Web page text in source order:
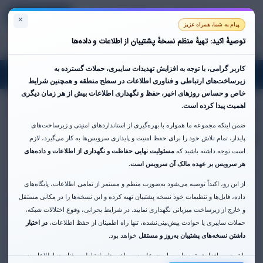
× پیام به شما، همراه عزیز
توصیهٔ اکید: تهیهٔ منظم نسخهٔ پشتیبان از اطلاعات و داده‌ها
کاربر گرامی، با توجه به افزایش تهدیدات سایبری، حملات گسترده به
زیرساخت‌های ارتباطی و فناوری اطلاعات در سطح منطقه و همچنین شرایط
خاص و حساس روزهای اخیر،حفظ و نگهداری اطلاعات بیش از هر زمان دیگری
اهمیت پیدا کرده است.
ضمن اینکه مجموعه ما همواره با بهره‌گیری از استانداردهای امنیتی و زیرساخت‌های
پایدار، تمام تلاش خود را برای حفظ امنیت و پایداری سرویس‌ها به کار می‌گیرد، لازم
است توجه داشته باشید کهمسئولیت نهایی حفاظت و نگهداری از اطلاعات و داده‌های
هر سرویس بر عهده مالک آن سرویس است.
از این رو، اکیداً توصیه می‌شود به‌صورت منظم و مستمر از تمامی اطلاعات، پایگاه‌های
داده، فایل‌ها و تنظیمات خود نسخه پشتیبان تهیه کرده و این نسخه‌ها را در مکانی مستقل
و خارج از زیرساخت میزبانی نگهداری نمایید. در شرایط بحرانی، وقوع اختلالات شبکه،
حملات سایبری یا حوادث پیش‌بینی‌نشده، تنها راه اطمینان از حفظ اطلاعات،در اختیار
داشتن نسخه‌های پشتیبان به‌روز و مستقل خواهد بود.
با توجه به افزایش تهدیدات سایبری علیه زیرساخت‌های ارتباطی و فناوری اطلاعات در
Vaata ostukorvi
اجاره فضای رک در دیتاسنتر
فن آوا
خدمات Colocation در نزدیکترین دیتاسنتر به زیرساخت تهران
Kategooriad